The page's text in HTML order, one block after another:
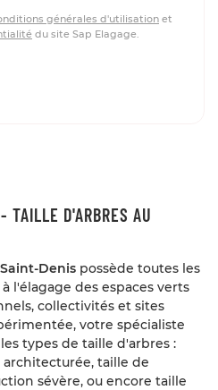
générales d'utilisation et
du site Sap Elagage.
TAILLE D'ARBRES AU
Denis possède toutes les
l'élagage des espaces verts
collectivités et sites
votre spécialiste
types de taille d'arbres :
taille de
sévère, ou encore taille